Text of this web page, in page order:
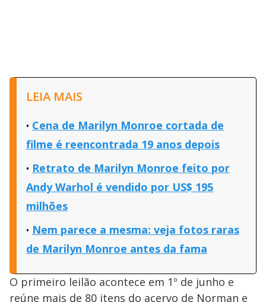
LEIA MAIS
Cena de Marilyn Monroe cortada de
filme é reencontrada 19 anos depois
Retrato de Marilyn Monroe feito por
Andy Warhol é vendido por US$ 195
milhões
Nem parece a mesma: veja fotos raras
de Marilyn Monroe antes da fama
O primeiro leilão acontece em 1º de junho e
reúne mais de 80 itens do acervo de Norman e